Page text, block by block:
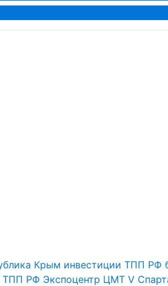
Крым инвестиции ТПП РФ
ТПП РФ Экспоцентр ЦМТ V